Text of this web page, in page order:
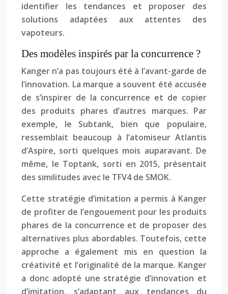
identifier les tendances et proposer des
solutions adaptées aux attentes des
vapoteurs.
Des modèles inspirés par la concurrence ?
Kanger n’a pas toujours été à l’avant-garde de
l’innovation. La marque a souvent été accusée
de s’inspirer de la concurrence et de copier
des produits phares d’autres marques. Par
exemple, le Subtank, bien que populaire,
ressemblait beaucoup à l’atomiseur Atlantis
d’Aspire, sorti quelques mois auparavant. De
même, le Toptank, sorti en 2015, présentait
des similitudes avec le TFV4 de SMOK.
Cette stratégie d’imitation a permis à Kanger
de profiter de l’engouement pour les produits
phares de la concurrence et de proposer des
alternatives plus abordables. Toutefois, cette
approche a également mis en question la
créativité et l’originalité de la marque. Kanger
a donc adopté une stratégie d’innovation et
d’imitation, s’adaptant aux tendances du